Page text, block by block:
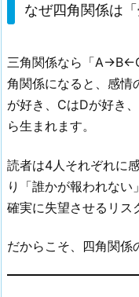
なぜ四角関係は
三角関係なら「
角関係になると、感情
が好き、CはDが好き
ら生まれます。
読者は4人それぞれに
り「誰かが報われな
確実に失望させるリス
だからこそ、四角関係